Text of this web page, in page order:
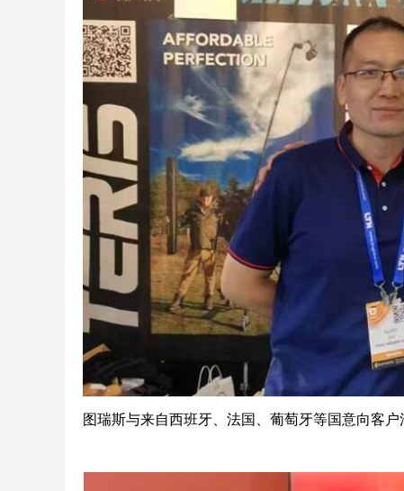
图瑞斯与来自西班牙、法国、葡萄牙等国意向客